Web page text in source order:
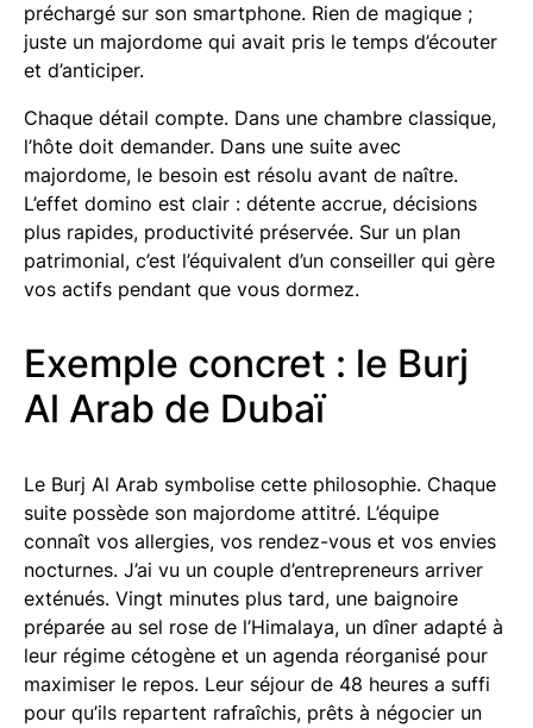
préchargé sur son smartphone. Rien de magique ;
juste un majordome qui avait pris le temps d’écouter
et d’anticiper.
Chaque détail compte. Dans une chambre classique,
l’hôte doit demander. Dans une suite avec
majordome, le besoin est résolu avant de naître.
L’effet domino est clair : détente accrue, décisions
plus rapides, productivité préservée. Sur un plan
patrimonial, c’est l’équivalent d’un conseiller qui gère
vos actifs pendant que vous dormez.
Exemple concret : le Burj
Al Arab de Dubaï
Le Burj Al Arab symbolise cette philosophie. Chaque
suite possède son majordome attitré. L’équipe
connaît vos allergies, vos rendez-vous et vos envies
nocturnes. J’ai vu un couple d’entrepreneurs arriver
exténués. Vingt minutes plus tard, une baignoire
préparée au sel rose de l’Himalaya, un dîner adapté à
leur régime cétogène et un agenda réorganisé pour
maximiser le repos. Leur séjour de 48 heures a suffi
pour qu’ils repartent rafraîchis, prêts à négocier un